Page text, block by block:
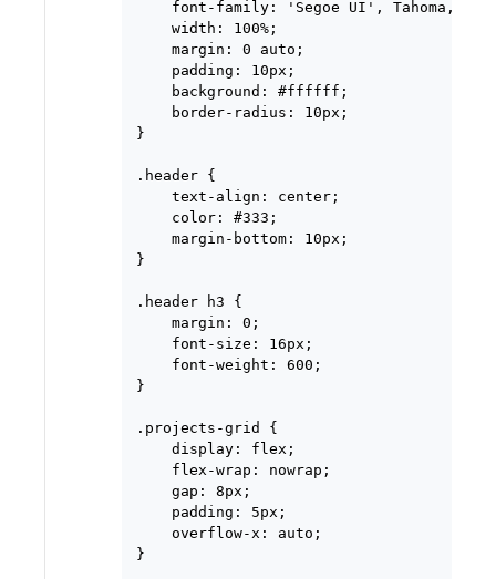
font-family: 'Segoe UI', Tahoma,
    width: 100%;
    margin: 0 auto;
    padding: 10px;
    background: #ffffff;
    border-radius: 10px;
}
.header {
    text-align: center;
    color: #333;
    margin-bottom: 10px;
}
.header h3 {
    margin: 0;
    font-size: 16px;
    font-weight: 600;
}
.projects-grid {
    display: flex;
    flex-wrap: nowrap;
    gap: 8px;
    padding: 5px;
    overflow-x: auto;
}